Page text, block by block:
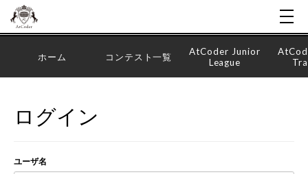
ホーム コンテスト一覧
AtCoder Junior
League
ログイン
ユーザ名